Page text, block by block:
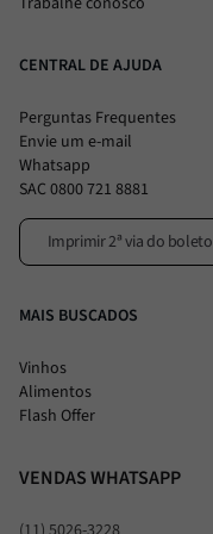
CENTRAL DE AJUDA
Perguntas Frequentes
Envie um e-mail
Whatsapp
SAC 0800 721 8881
Imprimir 2ª via do boleto
MAIS BUSCADOS
Vinhos
Alimentos
Flash Offer
VENDAS WHATSAPP